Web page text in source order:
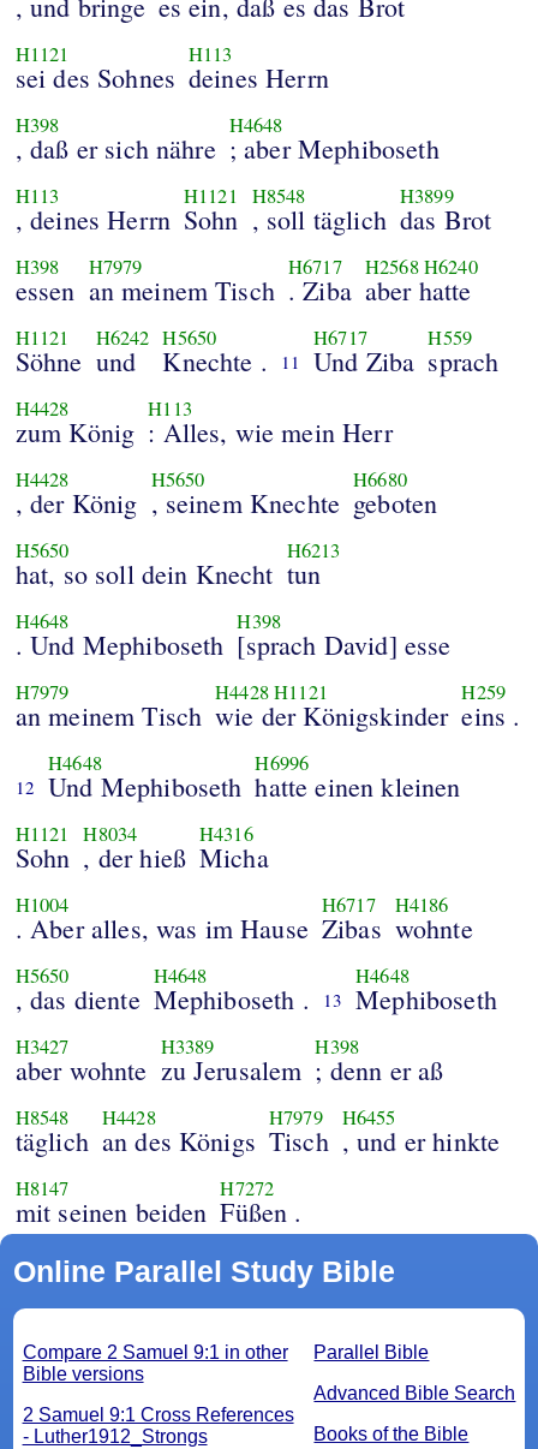
H1121
sei des Sohnes
H113
deines Herrn
H398
, daß er sich nähre
H4648
; aber Mephiboseth
H113
, deines Herrn
H1121
Sohn
H8548
, soll täglich
H3899
das Brot
H398
essen
H7979
an meinem Tisch
H6717
. Ziba
H2568H6240
aber hatte
H1121
Söhne
H6242
und
H5650
Knechte . 11
H6717
Und Ziba
H559
sprach
H4428
zum König
H113
: Alles, wie mein Herr
H4428
, der König
H5650
, seinem Knechte
H6680
geboten
H5650
hat, so soll dein Knecht
H6213
tun
H4648
. Und Mephiboseth
H398
[sprach David] esse
H7979
an meinem Tisch
H4428H1121
wie der Königskinder
H259
eins .
12
H4648
Und Mephiboseth
H6996
hatte einen kleinen
H1121
Sohn
H8034
, der hieß
H4316
Micha
H1004
. Aber alles, was im Hause
H6717
Zibas
H4186
wohnte
H5650
, das diente
H4648
Mephiboseth . 13
H4648
Mephiboseth
H3427
aber wohnte
H3389
zu Jerusalem
H398
; denn er aß
H8548
täglich
H4428
an des Königs
H7979
Tisch
H6455
, und er hinkte
H8147
mit seinen beiden
H7272
Füßen .
Online Parallel Study Bible
Parallel Bible
Advanced Bible Search
Books of the Bible
Compare 2 Samuel 9:1 in other
Bible versions
2 Samuel 9:1 Cross References
- Luther1912_Strongs